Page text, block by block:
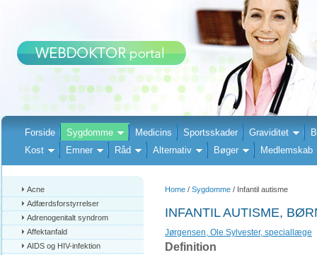
Forside Sygdomme Medicins Sportsskader Graviditet
Kost
Emner Råd Alternativ Bøger Medlemskab
Acne
Adfærdsforstyrrelser
Adrenogenitalt syndrom
Affektanfald
AIDS og HIV-infektion
Home / Sygdomme / Infantil autisme
INFANTIL AUTISME,
Jørgensen, Ole Sylvester, speciallæge
Definition